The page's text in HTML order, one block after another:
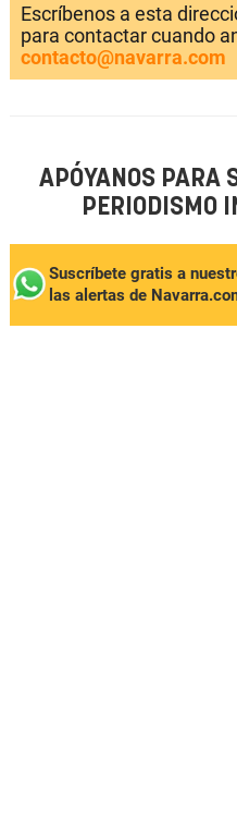
Escríbenos a esta
para contactar cuando
contacto@navarra.com
APÓYANOS PARA
PERIODISMO
Suscríbete gratis a
las alertas de